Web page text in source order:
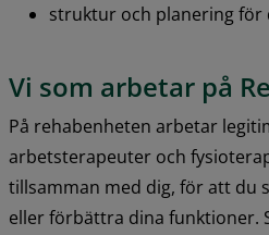
struktur och planering för
Vi som arbetar på
På rehabenheten arbetar
arbetsterapeuter och
tillsamman med dig, för att du
eller förbättra dina funktioner.